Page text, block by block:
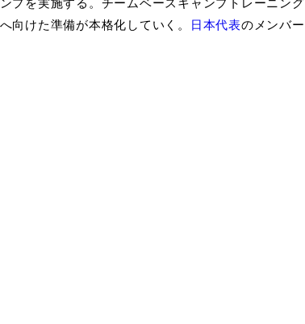
プを実施する。チームベースキャンプトレーニング
向けた準備が本格化していく。
日本代表のメンバー